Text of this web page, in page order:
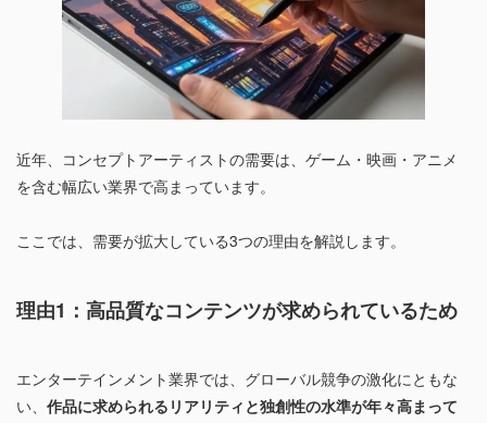
近年、コンセプトアーティストの需要は、ゲーム・映画・アニメ
を含む幅広い業界で高まっています。
ここでは、需要が拡大している3つの理由を解説します。
理由1：高品質なコンテンツが求められているため
エンターテインメント業界では、グローバル競争の激化にともな
い、 作品に求められるリアリティと独創性の水準が年々高まって